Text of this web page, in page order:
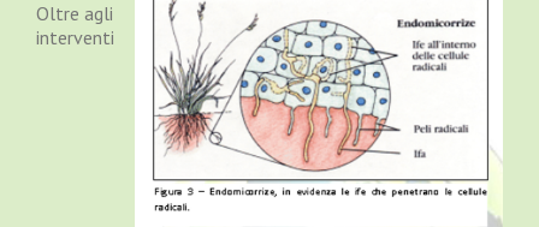
Oltre agli
interventi